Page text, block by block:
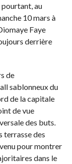
au
10 mars à
Faye
derrière
de
sablonneux du
de la capitale
de vue
des buts.
terrasse des
pour montrer
dans le